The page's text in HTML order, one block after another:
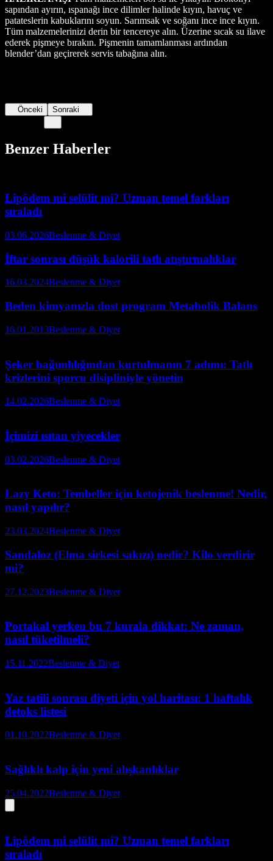
sapından ayırın, ıspanağı ince dilimler halinde kıyın, havuç ve
patateslerin kabuklarını soyun. Sarımsak ve soğanı ince ince kıyın.
Tüm malzemelerinizi derin bir tencereye alın. Üzerine sıcak su ilave
ederek pişmeye bırakın. Pişmenin tamamlanması ardından
blender’dan geçirerek servis tabağına alın.
Önceki Sonraki
Benzer Haberler
Lipödem mi selülit mi? Uzman temel farkları
sıraladı
03.06.2026Beslenme & Diyet
İftar sonrası düşük kalorili tatlı atıştırmalıklar
16.03.2024Beslenme & Diyet
Beden kimyanızla dost program Metabolik Balans
16.01.2013Beslenme & Diyet
Şeker bağımlılığından kurtulmanın 7 adımı: Tatlı
krizlerini sporcu disipliniyle yönetin
14.02.2026Beslenme & Diyet
İçimizi ısıtan yiyecekler
03.02.2026Beslenme & Diyet
Lazy Keto: Tembeller için ketojenik beslenme! Nedir,
nasıl yapılır?
23.03.2024Beslenme & Diyet
Sandaloz (Elma sirkesi sakızı) nedir? Kilo verdirir
mi?
27.12.2023Beslenme & Diyet
Portakal yerken bu 7 kurala dikkat: Ne zaman,
nasıl tüketilmeli?
15.11.2022Beslenme & Diyet
Yaz tatili sonrası diyeti için yol haritası: 1 haftalık
detoks listesi
01.10.2022Beslenme & Diyet
Sağlıklı kalp için yeni alışkanlıklar
25.04.2022Beslenme & Diyet
Lipödem mi selülit mi? Uzman temel farkları
sıraladı